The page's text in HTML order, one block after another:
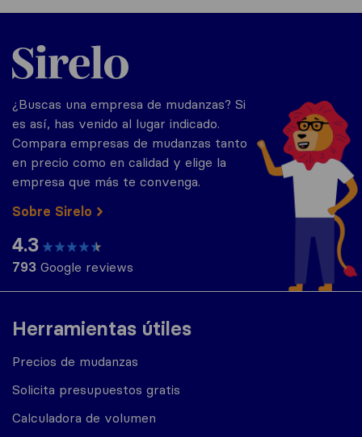
Herramientas útiles
Precios de mudanzas
Solicita presupuestos gratis
Calculadora de volumen
Sirelo.es
¿Buscas una empresa de mudanzas? Si
es así, has venido al lugar indicado.
Compara empresas de mudanzas tanto
en precio como en calidad y elige la
empresa que más te convenga.
Sobre Sirelo
4.3
793 Google reviews